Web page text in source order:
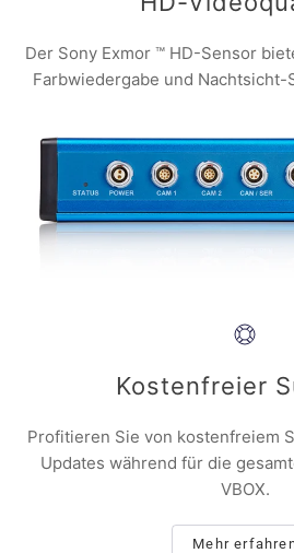
Der Sony Exmor ™ HD-Sensor
Farbwiedergabe und Nachtsicht-
Kostenfreier
Profitieren Sie von kostenfreiem
Updates während für die
VBOX.
Mehr